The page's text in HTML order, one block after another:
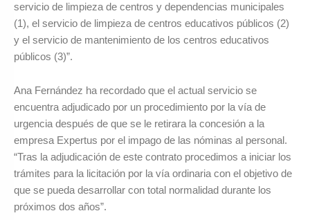
servicio de limpieza de centros y dependencias municipales
(1), el servicio de limpieza de centros educativos públicos (2)
y el servicio de mantenimiento de los centros educativos
públicos (3)”.
Ana Fernández ha recordado que el actual servicio se
encuentra adjudicado por un procedimiento por la vía de
urgencia después de que se le retirara la concesión a la
empresa Expertus por el impago de las nóminas al personal.
“Tras la adjudicación de este contrato procedimos a iniciar los
trámites para la licitación por la vía ordinaria con el objetivo de
que se pueda desarrollar con total normalidad durante los
próximos dos años”.